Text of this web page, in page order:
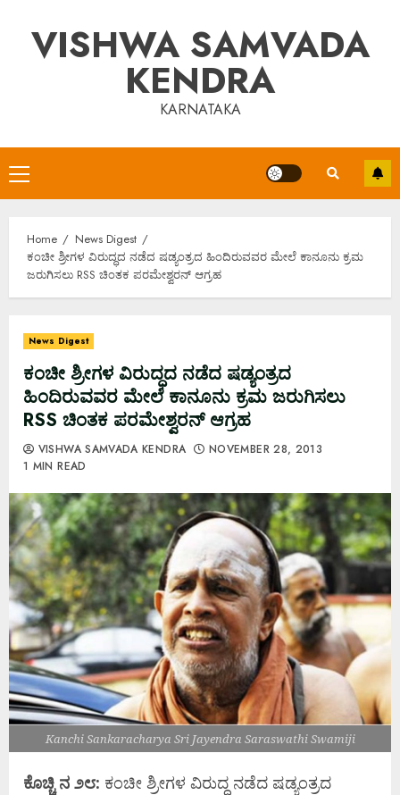
contentVISHWA SAMVADA
KENDRA
KARNATAKA
Primary
Menu
Home
News Digest
ಕಂಚೀ ಶ್ರೀಗಳ ವಿರುದ್ಧದ ನಡೆದ ಷಡ್ಯಂತ್ರದ ಹಿಂದಿರುವವರ ಮೇಲೆ ಕಾನೂನು ಕ್ರಮ
ಜರುಗಿಸಲು RSS ಚಿಂತಕ ಪರಮೇಶ್ವರನ್ ಆಗ್ರಹ
News Digest
ಕಂಚೀ ಶ್ರೀಗಳ ವಿರುದ್ಧದ ನಡೆದ ಷಡ್ಯಂತ್ರದ
ಹಿಂದಿರುವವರ ಮೇಲೆ ಕಾನೂನು ಕ್ರಮ ಜರುಗಿಸಲು
RSS ಚಿಂತಕ ಪರಮೇಶ್ವರನ್ ಆಗ್ರಹ
VISHWA SAMVADA KENDRA
NOVEMBER 28, 2013
1 MIN READ
Kanchi Sankaracharya Sri Jayendra Saraswathi Swamiji
ಕೊಚ್ಚಿ ನ ೨೮: ಕಂಚೀ ಶ್ರೀಗಳ ವಿರುದ್ಧ ನಡೆದ ಷಡ್ಯಂತ್ರದ